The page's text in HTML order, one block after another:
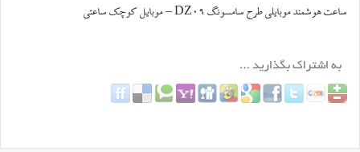
ساعت هوشمند موبایلی طرح سامسونگ DZ09 – موبایل کوچک ساعتی